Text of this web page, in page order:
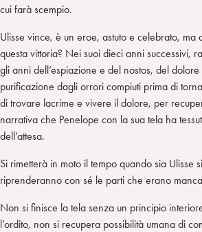
cui farà scempio.
Ulisse vince, è un eroe, astuto e celebrato, ma
questa vittoria? Nei suoi dieci anni successivi,
gli anni dell’espiazione e del nostos, del
purificazione dagli orrori compiuti prima di
di trovare lacrime e vivere il dolore, per
narrativa che Penelope con la sua tela ha
dell’attesa.
Si rimetterà in moto il tempo quando sia Ulisse
riprenderanno con sé le parti che erano
Non si finisce la tela senza un principio
l’ordito, non si recupera possibilità umana di